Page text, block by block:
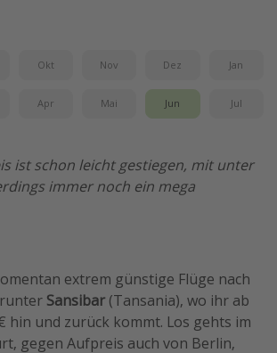
der Türkei
Schweiz
Okt Nov Dez Jan
Apr Mai Jun Jul
ist schon leicht gestiegen, mit unter
immer noch ein mega
extrem günstige Flüge nach
Sansibar (Tansania), wo ihr ab
hin und zurück kommt. Los gehts im
gegen Aufpreis auch von Berlin,